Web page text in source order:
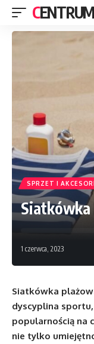
SPRZET I
Siatkówka
1 czerwca, 2023
Siatkówka
dyscyplina
popularnością na
nie tylko